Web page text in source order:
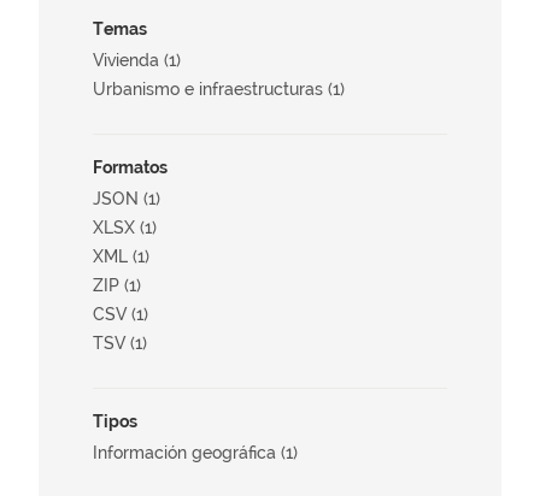
Temas
Vivienda (1)
Urbanismo e infraestructuras (1)
Formatos
JSON (1)
XLSX (1)
XML (1)
ZIP (1)
CSV (1)
TSV (1)
Tipos
Información geográfica (1)